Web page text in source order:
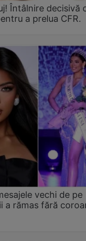
Întâlnire decisivă
a prelua CFR.
vechi de pe
a rămas fără